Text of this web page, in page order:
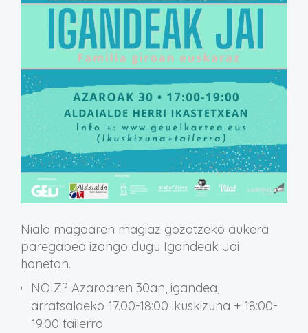
Niala magoaren magiaz gozatzeko aukera
paregabea izango dugu Igandeak Jai
honetan.
NOIZ? Azaroaren 30an, igandea,
arratsaldeko 17.00-18:00 ikuskizuna + 18:00-
19.00 tailerra